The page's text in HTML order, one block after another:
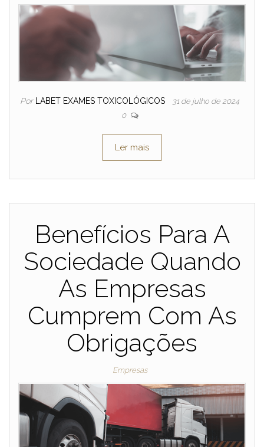
Por LABET EXAMES TOXICOLÓGICOS
31 de julho de 2024
0
Ler mais
Benefícios Para A
Sociedade Quando
As Empresas
Cumprem Com As
Obrigações
Empresas